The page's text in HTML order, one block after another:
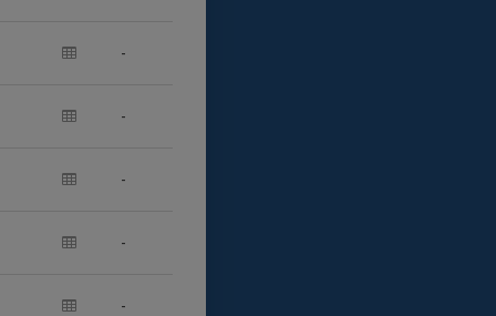
-
-
-
-
-